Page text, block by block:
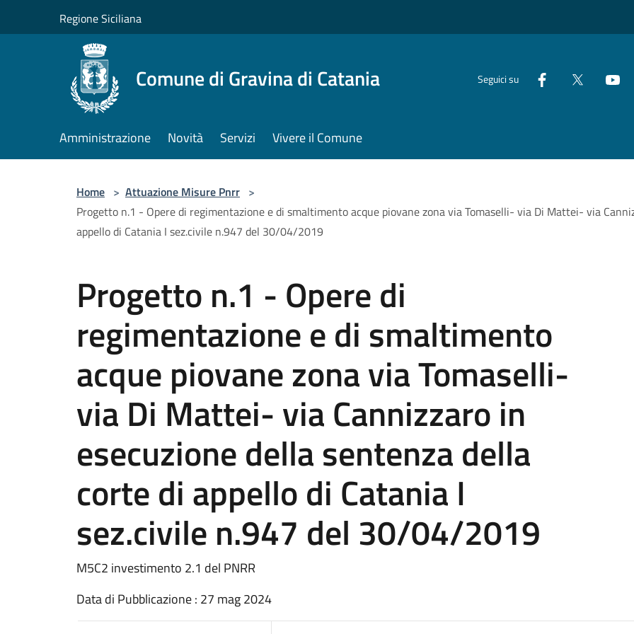
Regione Siciliana
Comune di Gravina di Catania Seguici su
Amministrazione Novità Servizi Vivere il Comune
Home > Attuazione Misure Pnrr >
Progetto n.1 - Opere di regimentazione e di smaltimento acque piovane zona via Tomaselli- via Di Mattei- via
appello di Catania I sez.civile n.947 del 30/04/2019
Progetto n.1 - Opere di
regimentazione e di smaltimento
acque piovane zona via Tomaselli-
via Di Mattei- via Cannizzaro in
esecuzione della sentenza della
corte di appello di Catania I
sez.civile n.947 del 30/04/2019
M5C2 investimento 2.1 del PNRR
Data di Pubblicazione : 27 mag 2024